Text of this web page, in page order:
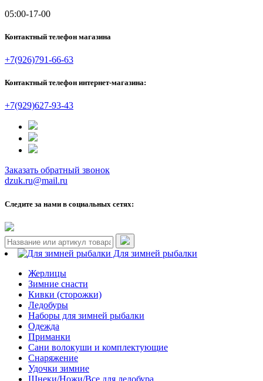
05:00-17-00
Контактный телефон магазина
+7(926)791-66-63
Контактный телефон интернет-магазина:
+7(929)627-93-43
Заказать обратный звонок
dzuk.ru@mail.ru
Следите за нами в социальных сетях:
Для зимней рыбалки
Жерлицы
Зимние снасти
Кивки (сторожки)
Ледобуры
Наборы для зимней рыбалки
Одежда
Приманки
Сани волокуши и комплектующие
Снаряжение
Удочки зимние
Шнеки/Ножи/Все для ледобура